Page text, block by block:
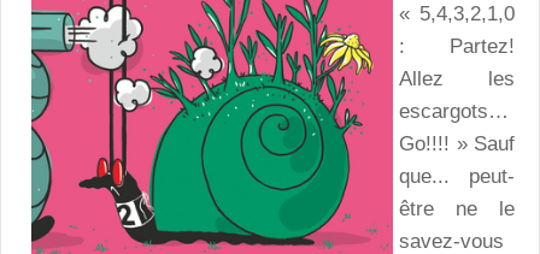
« 5,4,3,2,1,0
: Partez!
Allez les
escargots…
Go!!!! » Sauf
que... peut-
être ne le
savez-vous